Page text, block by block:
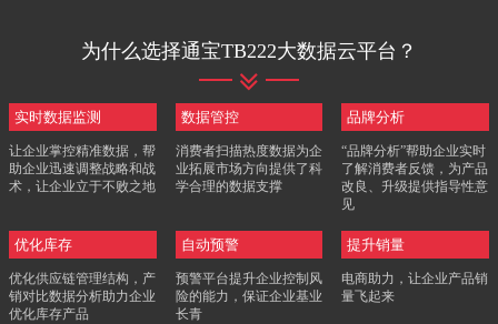
为什么选择通宝TB222大数据云平台？
实时数据监测
让企业掌控精准数据，帮
助企业迅速调整战略和战
术，让企业立于不败之地
数据管控
消费者扫描热度数据为企
业拓展市场方向提供了科
学合理的数据支撑
品牌分析
“品牌分析”帮助企业实时
了解消费者反馈，为产品
改良、升级提供指导性意
见
优化库存
优化供应链管理结构，产
销对比数据分析助力企业
优化库存产品
自动预警
预警平台提升企业控制风
险的能力，保证企业基业
长青
提升销量
电商助力，让企业产品销
量飞起来